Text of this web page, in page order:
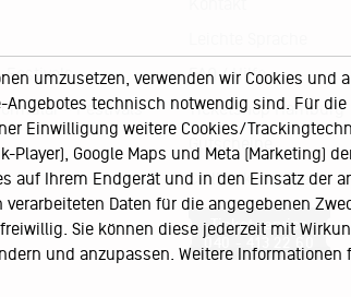
Festivals
– Festivals
FAQ / Hilfe
Ticketshop Hamburg
Gutscheine
Callback-Service
Ticketservice
040 - 413 22 60
umzusetzen, verwenden wir Cookies und
technisch notwendig sind. Für
Einwilligung weitere Cookies/
Google Maps und Meta (Marketing)
Ihrem Endgerät und in den Einsatz der
Daten für die angegebenen
Sie können diese jederzeit mit
und anzupassen. Weitere